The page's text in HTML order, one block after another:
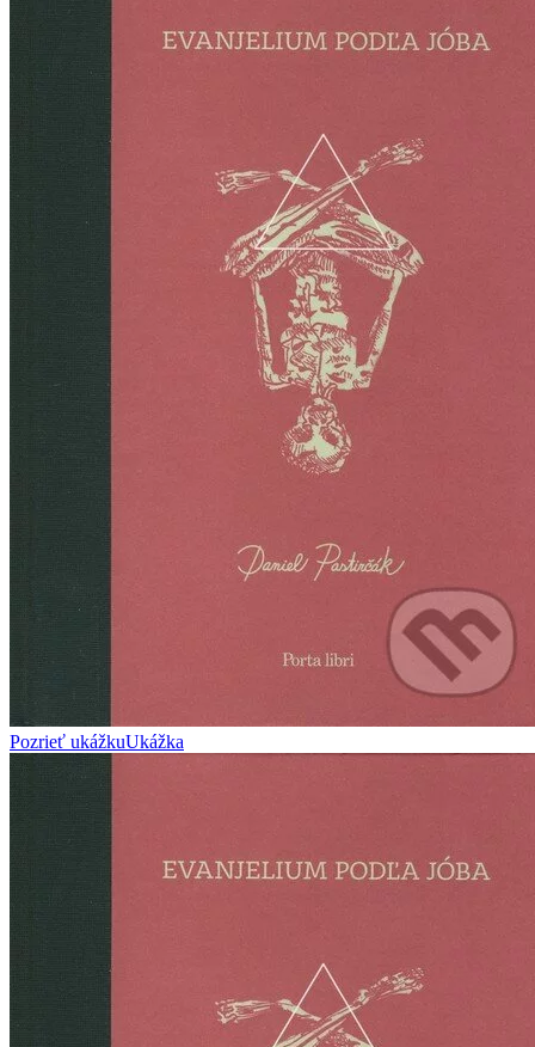
Pozrieť ukážkuUkážka